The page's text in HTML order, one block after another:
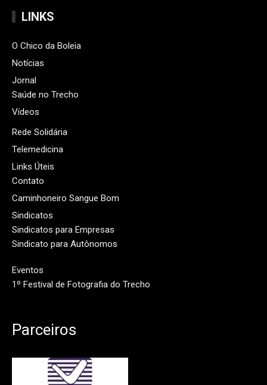
LINKS
O Chico da Boleia
Notícias
Jornal
Saúde no Trecho
Vídeos
Rede Solidária
Telemedicina
Links Úteis
Contato
Caminhoneiro Sangue Bom
Sindicatos
Sindicatos para Empresas
Sindicato para Autônomos
Eventos
1º Festival de Fotografia do Trecho
Parceiros